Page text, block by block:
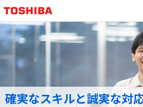
確実なスキルと誠実な対